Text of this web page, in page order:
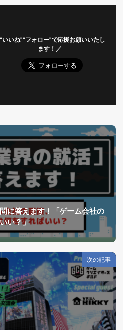
いいね”“フォロー”で応援お願いいたし
ます！／
に答えます！「ゲーム会社の
い？」
次の記事